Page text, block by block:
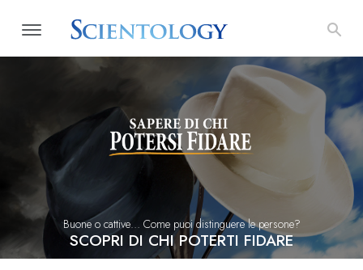
Buone o cattive… Come puoi distinguere le persone?
SCOPRI DI CHI POTERTI FIDARE